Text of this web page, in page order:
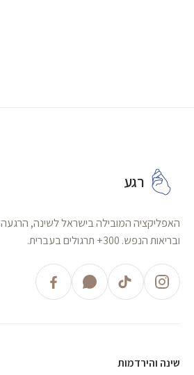
רגע
האפליקציה המובילה בישראל לשינה, הרגעה
ובריאות הנפש. 300+ תרגולים בעברית.
שינה והירדמות